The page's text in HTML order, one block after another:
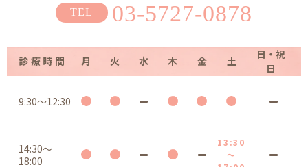
03-5727-0878
診療時間 月 火 水 木 金 土
日・祝
日
9:30～12:30
14:30～
18:00
13:30
～